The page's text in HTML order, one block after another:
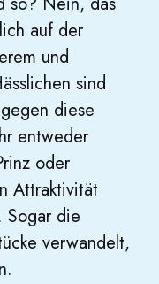
auf der
und
sind
diese
entweder
oder
Attraktivität
Sogar die
verwandelt,